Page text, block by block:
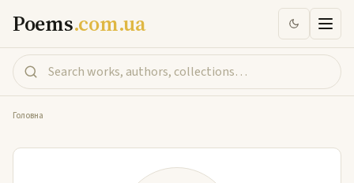
Poems.com.ua
Головна